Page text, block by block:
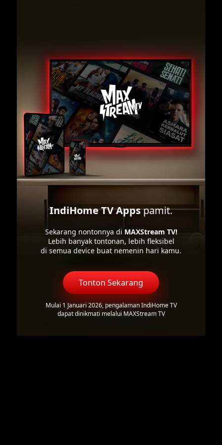
IndiHome TV Appspamit.
Sekarang nontonnya di MAXStream TV!
Lebih banyak tontonan, lebih fleksibel
di semua device buat nemenin hari kamu.
Tonton Sekarang
Mulai 1 Januari 2026, pengalaman IndiHome TV
dapat dinikmati melalui MAXStream TV